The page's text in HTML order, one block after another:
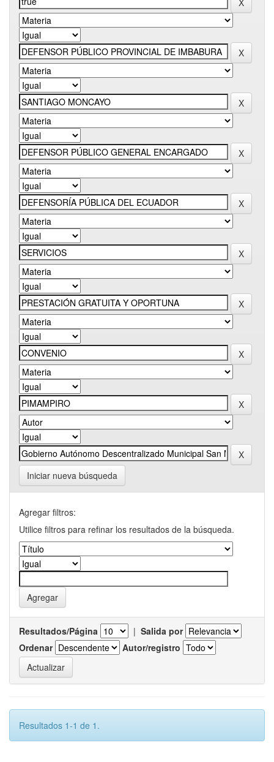
Iniciar nueva búsqueda
Agregar filtros:
Utilice filtros para refinar los resultados de la búsqueda.
Resultados/Página | Salida por
Ordenar
Autor/registro
Resultados 1-1 de 1.